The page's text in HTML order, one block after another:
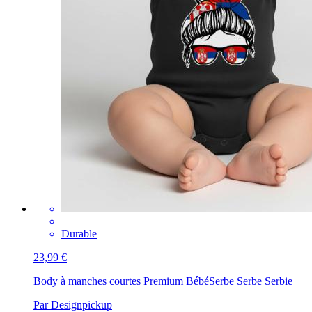
Durable
23,99 €
Body à manches courtes Premium BébéSerbe Serbe Serbie
Par Designpickup